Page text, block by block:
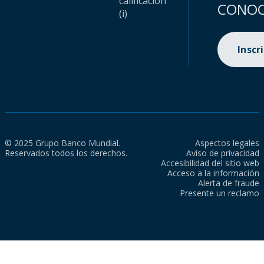
(i)
© 2025 Grupo Banco Mundial.
Reservados todos los derechos.
Aspectos legales
Aviso de privacidad
Accesibilidad del sitio web
Acceso a la información
Alerta de fraude
Presente un reclamo